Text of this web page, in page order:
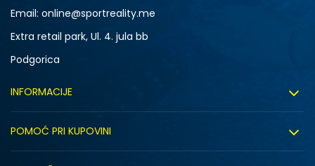
Email: online@sportreality.me
Extra retail park, Ul. 4. jula bb
Podgorica
INFORMACIJE
POMOĆ PRI KUPOVINI